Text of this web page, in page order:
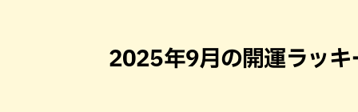
2025年9月の開運ラッキ